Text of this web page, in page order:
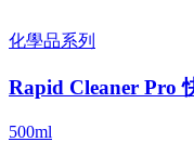
化學品系列
Rapid Cleaner Pro
500ml